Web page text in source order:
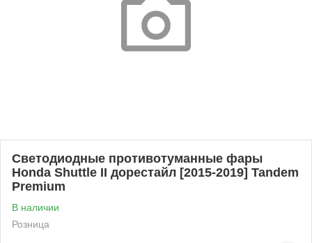
Светодиодные противотуманные фары
Honda Shuttle II дорестайл [2015-2019] Tandem
Premium
В наличии
Розница